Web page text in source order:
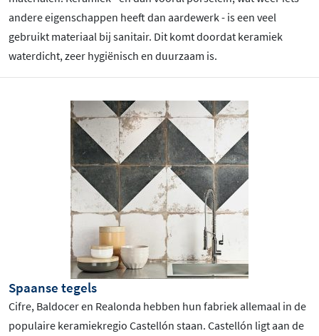
andere eigenschappen heeft dan aardewerk - is een veel
gebruikt materiaal bij sanitair. Dit komt doordat keramiek
waterdicht, zeer hygiënisch en duurzaam is.
Spaanse tegels
Cifre, Baldocer en Realonda hebben hun fabriek allemaal in de
populaire keramiekregio Castellón staan. Castellón ligt aan de